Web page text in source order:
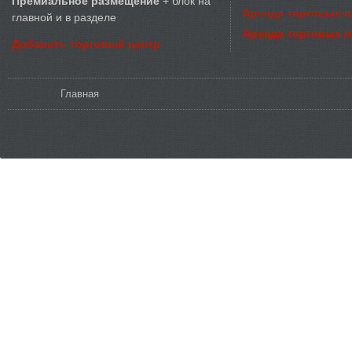
главной и в разделе
Добавить торговый центр
Аренда торговых
Аренда торговых
Главная